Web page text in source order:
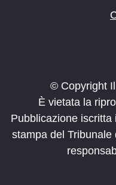
© Copyright
È vietata la
Pubblicazione
stampa del